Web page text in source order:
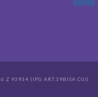
Z 93934 (IPG ART.39BISA CGI)